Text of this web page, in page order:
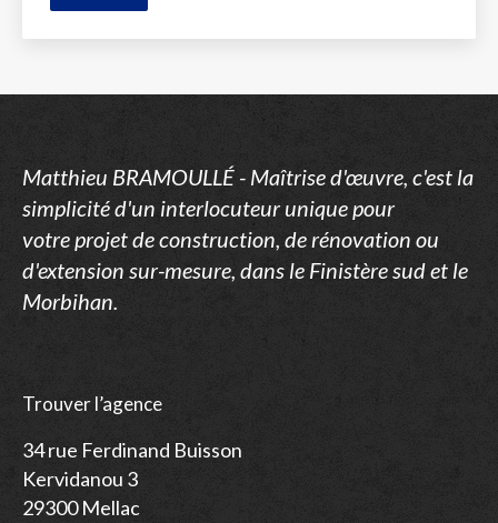
Matthieu BRAMOULLÉ - Maîtrise d'œuvre, c'est la
simplicité d'un interlocuteur unique pour
votreprojet de construction, de rénovation ou
d'extension sur-mesure, dans le Finistère sud et le
Morbihan.
Trouver l’agence
34 rue Ferdinand Buisson
Kervidanou 3
29300 Mellac